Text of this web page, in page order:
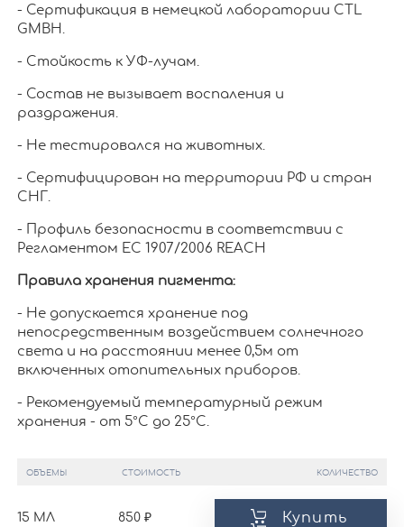
- Сертификация в немецкой лаборатории CTL
GMBH.
- Стойкость к УФ-лучам.
- Состав не вызывает воспаления и
раздражения.
- Не тестировался на животных.
- Сертифицирован на территории РФ и стран
СНГ.
- Профиль безопасности в соответствии с
Регламентом ЕС 1907/2006 REACH
Правила хранения пигмента:
- Не допускается хранение под
непосредственным воздействием солнечного
света и на расстоянии менее 0,5м от
включенных отопительных приборов.
- Рекомендуемый температурный режим
хранения - от 5°С до 25°С.
ОБЪЕМЫ СТОИМОСТЬ КОЛИЧЕСТВО
15 МЛ 850 Купить